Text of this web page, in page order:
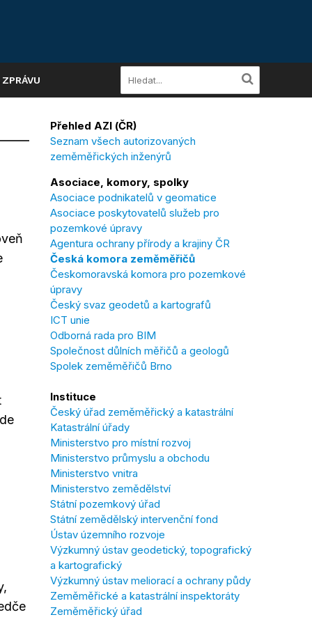
Přehled AZI (ČR)
Seznam všech autorizovaných
zeměměřických inženýrů
Asociace, komory, spolky
Asociace podnikatelů v geomatice
Asociace poskytovatelů služeb pro
pozemkové úpravy
Agentura ochrany přírody a krajiny ČR
Česká komora zeměměřičů
Českomoravská komora pro pozemkové
úpravy
Český svaz geodetů a kartografů
ICT unie
Odborná rada pro BIM
Společnost důlních měřičů a geologů
Spolek zeměměřičů Brno
Instituce
Český úřad zeměměřický a katastrální
Katastrální úřady
Ministerstvo pro místní rozvoj
Ministerstvo průmyslu a obchodu
Ministerstvo vnitra
Ministerstvo zemědělství
Státní pozemkový úřad
Státní zemědělský intervenční fond
Ústav územního rozvoje
Výzkumný ústav geodetický, topografický
a kartografický
Výzkumný ústav meliorací a ochrany půdy
Zeměměřické a katastrální inspektoráty
Zeměměřický úřad